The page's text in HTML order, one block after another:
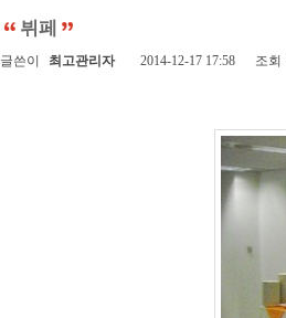
뷔페
글쓴이 최고관리자 2014-12-17 17:58 조회